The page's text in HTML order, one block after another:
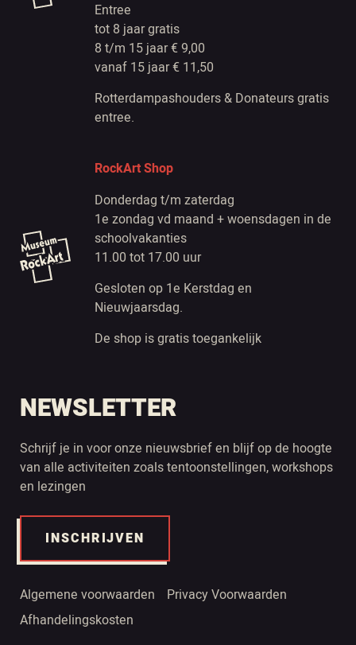
Entree
tot 8 jaar gratis
8 t/m 15 jaar € 9,00
vanaf 15 jaar € 11,50
Rotterdampashouders & Donateurs gratis
entree.
RockArt Shop
Donderdag t/m zaterdag
1e zondag vd maand + woensdagen in de
schoolvakanties
11.00 tot 17.00 uur
Gesloten op 1e Kerstdag en
Nieuwjaarsdag.
De shop is gratis toegankelijk
NEWSLETTER
Schrijf je in voor onze nieuwsbrief en blijf op de hoogte
van alle activiteiten zoals tentoonstellingen, workshops
en lezingen
INSCHRIJVEN
Algemene voorwaarden
Privacy Voorwaarden
Afhandelingskosten